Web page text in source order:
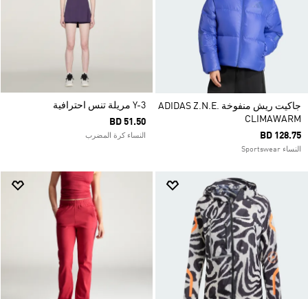
جاكيت ريش منفوخة ADIDAS Z.N.E.
CLIMAWARM
BD 128.75
النساء Sportswear
Y-3 مريلة تنس احترافية
BD 51.50
النساء كرة المضرب